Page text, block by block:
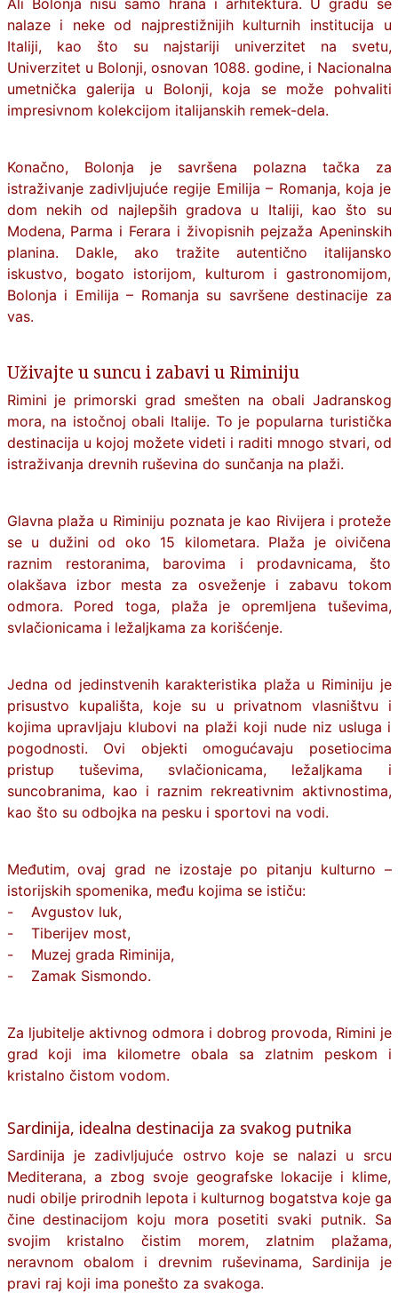
nalaze i neke od najprestižnijih kulturnih institucija u
Italiji, kao što su najstariji univerzitet na svetu,
Univerzitet u Bolonji, osnovan 1088. godine, i Nacionalna
umetnička galerija u Bolonji, koja se može pohvaliti
impresivnom kolekcijom italijanskih remek-dela.
Konačno, Bolonja je savršena polazna tačka za
istraživanje zadivljujuće regije Emilija – Romanja, koja je
dom nekih od najlepših gradova u Italiji, kao što su
Modena, Parma i Ferara i živopisnih pejzaža Apeninskih
planina. Dakle, ako tražite autentično italijansko
iskustvo, bogato istorijom, kulturom i gastronomijom,
Bolonja i Emilija – Romanja su savršene destinacije za
vas.
Uživajte u suncu i zabavi u Riminiju
Rimini je primorski grad smešten na obali Jadranskog
mora, na istočnoj obali Italije. To je popularna turistička
destinacija u kojoj možete videti i raditi mnogo stvari, od
istraživanja drevnih ruševina do sunčanja na plaži.
Glavna plaža u Riminiju poznata je kao Rivijera i proteže
se u dužini od oko 15 kilometara. Plaža je oivičena
raznim restoranima, barovima i prodavnicama, što
olakšava izbor mesta za osveženje i zabavu tokom
odmora. Pored toga, plaža je opremljena tuševima,
svlačionicama i ležaljkama za korišćenje.
Jedna od jedinstvenih karakteristika plaža u Riminiju je
prisustvo kupališta, koje su u privatnom vlasništvu i
kojima upravljaju klubovi na plaži koji nude niz usluga i
pogodnosti. Ovi objekti omogućavaju posetiocima
pristup tuševima, svlačionicama, ležaljkama i
suncobranima, kao i raznim rekreativnim aktivnostima,
kao što su odbojka na pesku i sportovi na vodi.
Međutim, ovaj grad ne izostaje po pitanju kulturno –
istorijskih spomenika, među kojima se ističu:
- Avgustov luk,
- Tiberijev most,
- Muzej grada Riminija,
- Zamak Sismondo.
Za ljubitelje aktivnog odmora i dobrog provoda, Rimini je
grad koji ima kilometre obala sa zlatnim peskom i
kristalno čistom vodom.
Sardinija, idealna destinacija za svakog putnika
Sardinija je zadivljujuće ostrvo koje se nalazi u srcu
Mediterana, a zbog svoje geografske lokacije i klime,
nudi obilje prirodnih lepota i kulturnog bogatstva koje ga
čine destinacijom koju mora posetiti svaki putnik. Sa
svojim kristalno čistim morem, zlatnim plažama,
neravnom obalom i drevnim ruševinama, Sardinija je
pravi raj koji ima ponešto za svakoga.